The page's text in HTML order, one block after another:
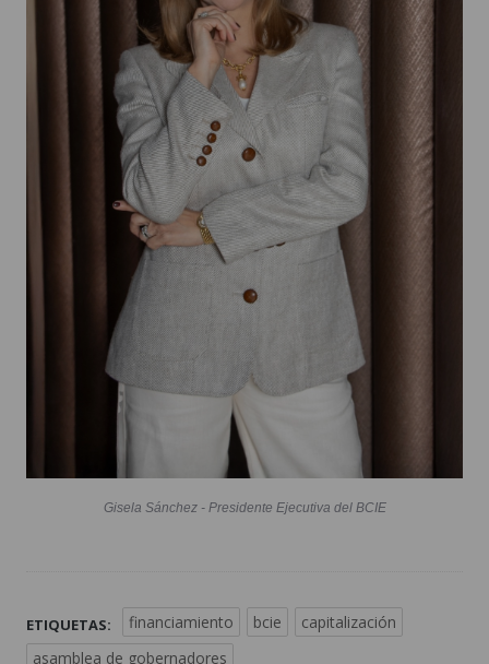
Gisela Sánchez - Presidente Ejecutiva del BCIE
ETIQUETAS: financiamiento bcie
capitalización
asamblea de gobernadores